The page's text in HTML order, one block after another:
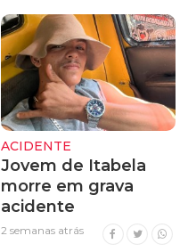
ACIDENTE
Jovem de Itabela
morre em grava
acidente
2 semanas atrás